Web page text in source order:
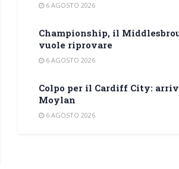
6 AGOSTO 2026
Championship, il
vuole riprovare
6 AGOSTO 2026
Colpo per il Cardiff City:
Moylan
6 AGOSTO 2026